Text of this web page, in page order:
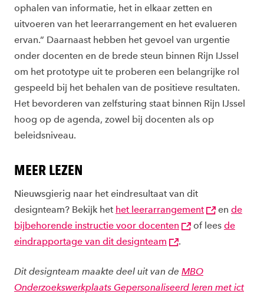
ophalen van informatie, het in elkaar zetten en
uitvoeren van het leerarrangement en het evalueren
ervan.” Daarnaast hebben het gevoel van urgentie
onder docenten en de brede steun binnen Rijn IJssel
om het prototype uit te proberen een belangrijke rol
gespeeld bij het behalen van de positieve resultaten.
Het bevorderen van zelfsturing staat binnen Rijn IJssel
hoog op de agenda, zowel bij docenten als op
beleidsniveau.
MEER LEZEN
Nieuwsgierig naar het eindresultaat van dit
designteam? Bekijk het het leerarrangement en de
bijbehorende instructie voor docenten
of lees de
eindrapportage van dit designteam
.
Dit designteam maakte deel uit van de MBO
Onderzoekswerkplaats Gepersonaliseerd leren met ict